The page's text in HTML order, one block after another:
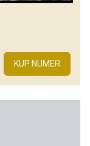
KUP NUMER